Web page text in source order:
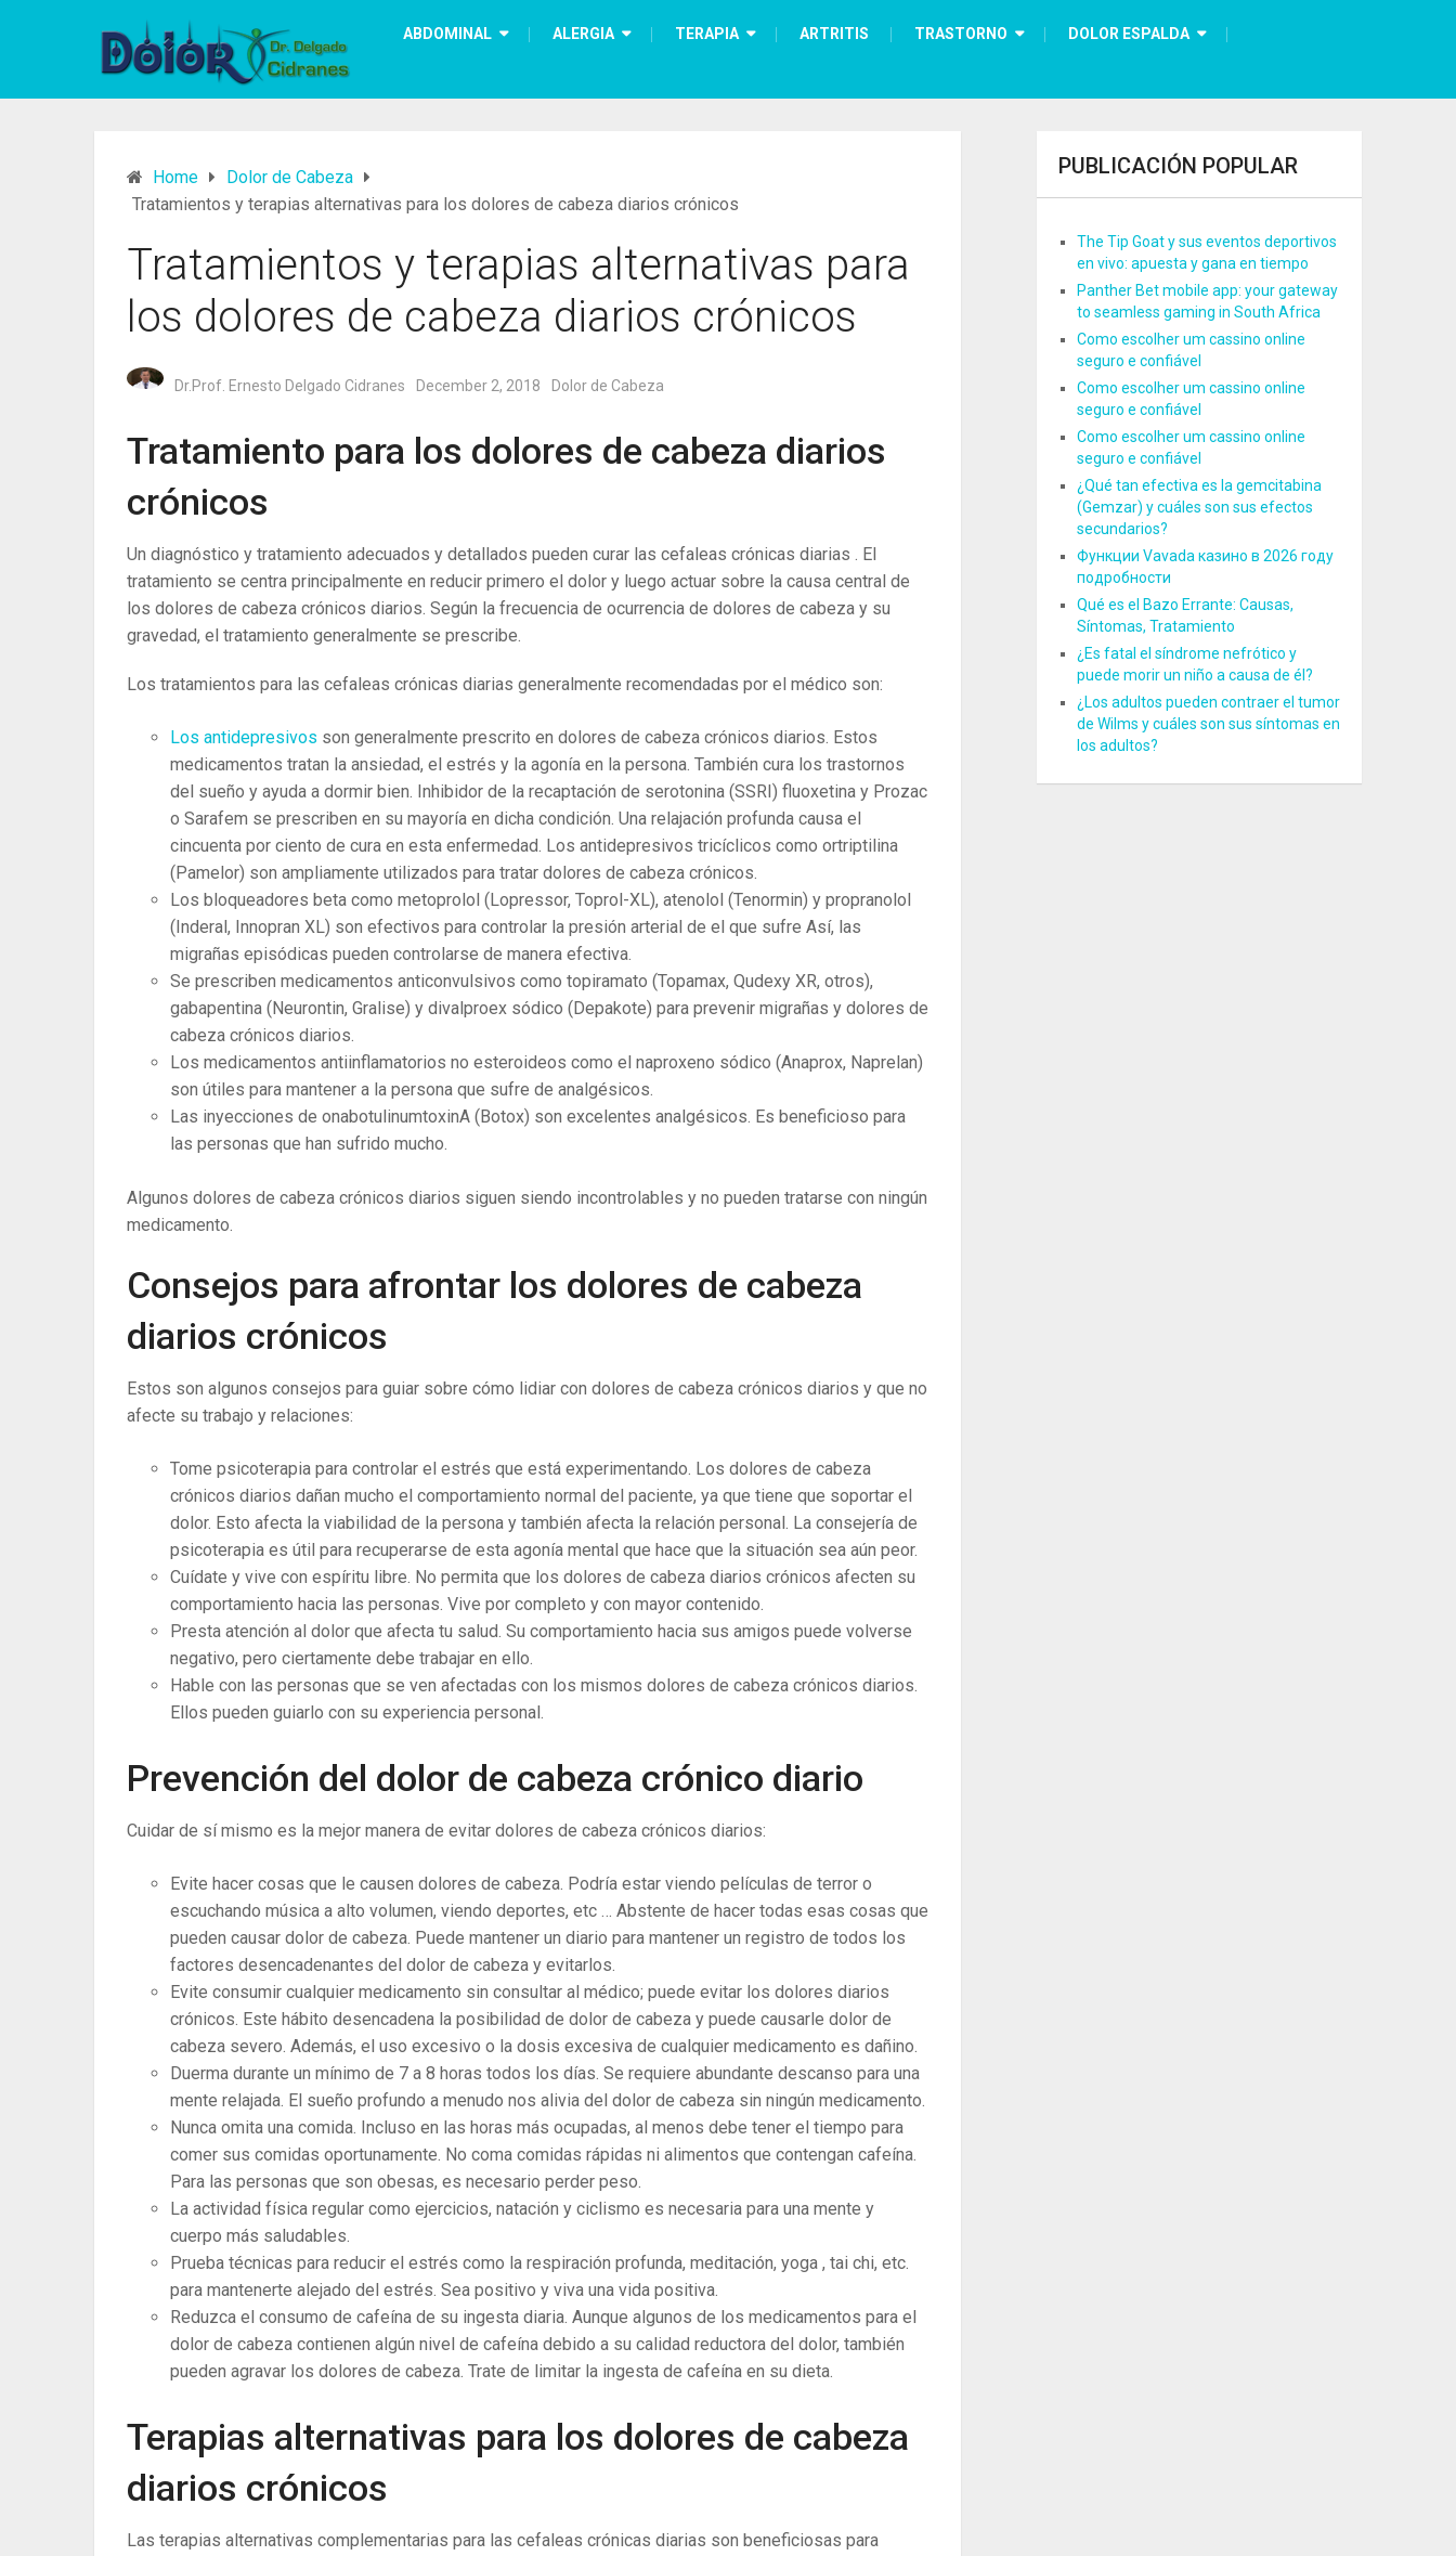
ABDOMINAL ALERGIA TERAPIA ARTRITIS TRASTORNO DOLOR ESPALDA
Home
Dolor de Cabeza
Tratamientos y terapias alternativas para los dolores de cabeza diarios crónicos
Tratamientos y terapias alternativas para
los dolores de cabeza diarios crónicos
Dr.Prof. Ernesto Delgado Cidranes December 2, 2018 Dolor de Cabeza
Tratamiento para los dolores de cabeza diarios
crónicos
Un diagnóstico y tratamiento adecuados y detallados pueden curar las cefaleas crónicas diarias . El
tratamiento se centra principalmente en reducir primero el dolor y luego actuar sobre la causa central de
los dolores de cabeza crónicos diarios. Según la frecuencia de ocurrencia de dolores de cabeza y su
gravedad, el tratamiento generalmente se prescribe.
Los tratamientos para las cefaleas crónicas diarias generalmente recomendadas por el médico son:
Los antidepresivos son generalmente prescrito en dolores de cabeza crónicos diarios. Estos
medicamentos tratan la ansiedad, el estrés y la agonía en la persona. También cura los trastornos
del sueño y ayuda a dormir bien. Inhibidor de la recaptación de serotonina (SSRI) fluoxetina y Prozac
o Sarafem se prescriben en su mayoría en dicha condición. Una relajación profunda causa el
cincuenta por ciento de cura en esta enfermedad. Los antidepresivos tricíclicos como ortriptilina
(Pamelor) son ampliamente utilizados para tratar dolores de cabeza crónicos.
Los bloqueadores beta como metoprolol (Lopressor, Toprol-XL), atenolol (Tenormin) y propranolol
(Inderal, Innopran XL) son efectivos para controlar la presión arterial de el que sufre Así, las
migrañas episódicas pueden controlarse de manera efectiva.
Se prescriben medicamentos anticonvulsivos como topiramato (Topamax, Qudexy XR, otros),
gabapentina (Neurontin, Gralise) y divalproex sódico (Depakote) para prevenir migrañas y dolores de
cabeza crónicos diarios.
Los medicamentos antiinflamatorios no esteroideos como el naproxeno sódico (Anaprox, Naprelan)
son útiles para mantener a la persona que sufre de analgésicos.
Las inyecciones de onabotulinumtoxinA (Botox) son excelentes analgésicos. Es beneficioso para
las personas que han sufrido mucho.
Algunos dolores de cabeza crónicos diarios siguen siendo incontrolables y no pueden tratarse con ningún
medicamento.
Consejos para afrontar los dolores de cabeza
diarios crónicos
Estos son algunos consejos para guiar sobre cómo lidiar con dolores de cabeza crónicos diarios y que no
afecte su trabajo y relaciones:
Tome psicoterapia para controlar el estrés que está experimentando. Los dolores de cabeza
crónicos diarios dañan mucho el comportamiento normal del paciente, ya que tiene que soportar el
dolor. Esto afecta la viabilidad de la persona y también afecta la relación personal. La consejería de
psicoterapia es útil para recuperarse de esta agonía mental que hace que la situación sea aún peor.
Cuídate y vive con espíritu libre. No permita que los dolores de cabeza diarios crónicos afecten su
comportamiento hacia las personas. Vive por completo y con mayor contenido.
Presta atención al dolor que afecta tu salud. Su comportamiento hacia sus amigos puede volverse
negativo, pero ciertamente debe trabajar en ello.
Hable con las personas que se ven afectadas con los mismos dolores de cabeza crónicos diarios.
Ellos pueden guiarlo con su experiencia personal.
Prevención del dolor de cabeza crónico diario
Cuidar de sí mismo es la mejor manera de evitar dolores de cabeza crónicos diarios:
Evite hacer cosas que le causen dolores de cabeza. Podría estar viendo películas de terror o
escuchando música a alto volumen, viendo deportes, etc … Abstente de hacer todas esas cosas que
pueden causar dolor de cabeza. Puede mantener un diario para mantener un registro de todos los
factores desencadenantes del dolor de cabeza y evitarlos.
Evite consumir cualquier medicamento sin consultar al médico; puede evitar los dolores diarios
crónicos. Este hábito desencadena la posibilidad de dolor de cabeza y puede causarle dolor de
cabeza severo. Además, el uso excesivo o la dosis excesiva de cualquier medicamento es dañino.
Duerma durante un mínimo de 7 a 8 horas todos los días. Se requiere abundante descanso para una
mente relajada. El sueño profundo a menudo nos alivia del dolor de cabeza sin ningún medicamento.
Nunca omita una comida. Incluso en las horas más ocupadas, al menos debe tener el tiempo para
comer sus comidas oportunamente. No coma comidas rápidas ni alimentos que contengan cafeína.
Para las personas que son obesas, es necesario perder peso.
La actividad física regular como ejercicios, natación y ciclismo es necesaria para una mente y
cuerpo más saludables.
Prueba técnicas para reducir el estrés como la respiración profunda, meditación, yoga , tai chi, etc.
para mantenerte alejado del estrés. Sea positivo y viva una vida positiva.
Reduzca el consumo de cafeína de su ingesta diaria. Aunque algunos de los medicamentos para el
dolor de cabeza contienen algún nivel de cafeína debido a su calidad reductora del dolor, también
pueden agravar los dolores de cabeza. Trate de limitar la ingesta de cafeína en su dieta.
Terapias alternativas para los dolores de cabeza
diarios crónicos
Las terapias alternativas complementarias para las cefaleas crónicas diarias son beneficiosas para
PUBLICACIÓN POPULAR
The Tip Goat y sus eventos deportivos
en vivo: apuesta y gana en tiempo
Panther Bet mobile app: your gateway
to seamless gaming in South Africa
Como escolher um cassino online
seguro e confiável
Como escolher um cassino online
seguro e confiável
Como escolher um cassino online
seguro e confiável
¿Qué tan efectiva es la gemcitabina
(Gemzar) y cuáles son sus efectos
secundarios?
Функции Vavada казино в 2026 году
подробности
Qué es el Bazo Errante: Causas,
Síntomas, Tratamiento
¿Es fatal el síndrome nefrótico y
puede morir un niño a causa de él?
¿Los adultos pueden contraer el tumor
de Wilms y cuáles son sus síntomas en
los adultos?